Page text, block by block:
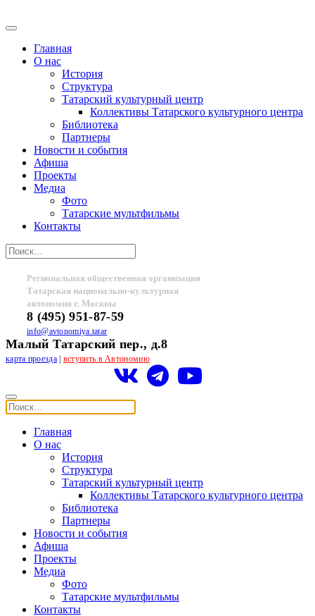
Главная
О нас
История
Структура
Татарский культурный центр
Коллективы Татарского культурного центра
Библиотека
Партнеры
Новости и события
Афиша
Проекты
Медиа
Фото
Татарские мультфильмы
Контакты
Региональная общественная организация
Татарская национально-культурная
автономия г. Москвы
8 (495) 951-87-59
info@avtonomiya.tatar
Малый Татарский пер., д.8
карта проезда| вступить в Автономию
Главная
О нас
История
Структура
Татарский культурный центр
Коллективы Татарского культурного центра
Библиотека
Партнеры
Новости и события
Афиша
Проекты
Медиа
Фото
Татарские мультфильмы
Контакты